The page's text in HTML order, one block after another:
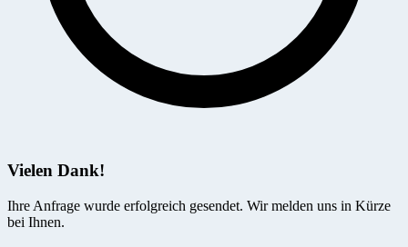
Vielen Dank!
Ihre Anfrage wurde erfolgreich gesendet. Wir melden uns in Kürze
bei Ihnen.